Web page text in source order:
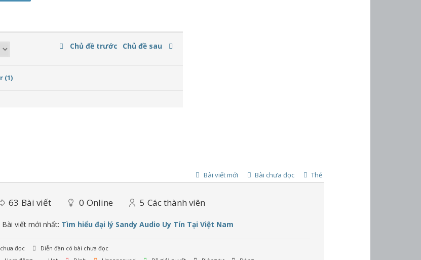
Chủ đề trước Chủ đề sau
(1)
Bài viết mới Bài chưa đọc Thẻ
63 Bài viết 0 Online 5 Các thành viên
Bài viết mới nhất: Tìm hiểu đại lý Sandy Audio Uy Tín Tại Việt Nam
đọc
Diễn đàn có bài chưa đọc